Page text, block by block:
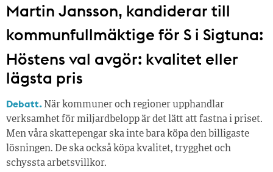
Martin Jansson, kandiderar till
kommunfullmäktige för S i Sigtuna:
Höstens val avgör: kvalitet eller
lägsta pris
Debatt. När kommuner och regioner upphandlar
verksamhet för miljardbelopp är det lätt att fastna i priset.
Men våra skattepengar ska inte bara köpa den billigaste
lösningen. De ska också köpa kvalitet, trygghet och
schyssta arbetsvillkor.